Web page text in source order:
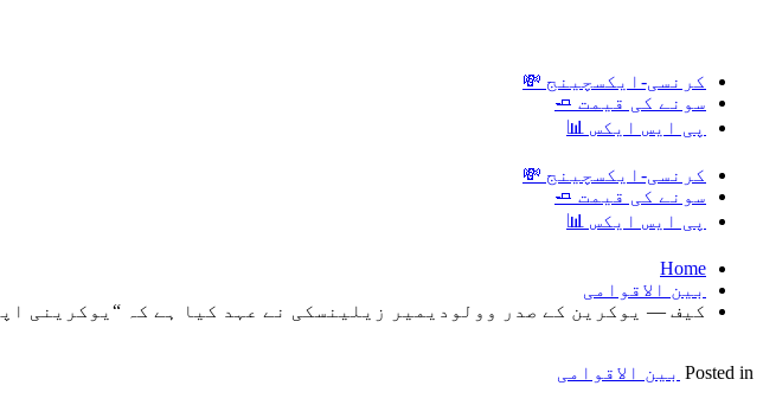
کرنسی-ایکسچینج 💸
سونے کی قیمت 🧈
پی ایس ایکس 📊
کرنسی-ایکسچینج 💸
سونے کی قیمت 🧈
پی ایس ایکس 📊
Home
بین الاقوامی
کیف — یوکرین کے صدر وولودیمیر زیلینسکی نے عہد کیا ہے کہ “یوکرینی
Posted in بین الاقوامی